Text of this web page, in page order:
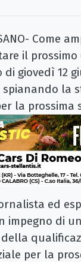
Come
il
di giovedì 12
spianando
la prossima
ed
impegno di
per la